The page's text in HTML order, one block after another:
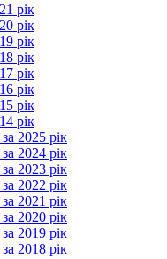
рік
рік
рік
рік
рік
рік
рік
рік
2025 рік
2024 рік
2023 рік
2022 рік
2021 рік
2020 рік
2019 рік
2018 рік